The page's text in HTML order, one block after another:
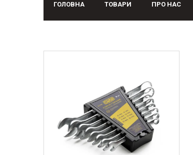
ГОЛОВНА ТОВАРИ ПРО НАС